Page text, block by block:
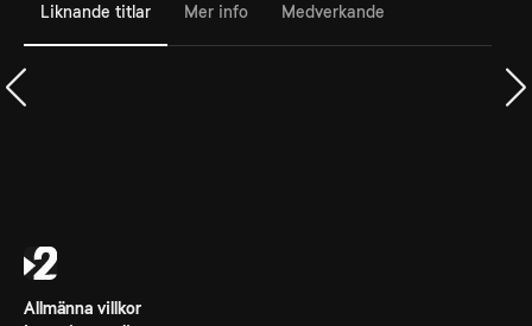
Liknande titlar Mer info Medverkande
Allmänna villkor